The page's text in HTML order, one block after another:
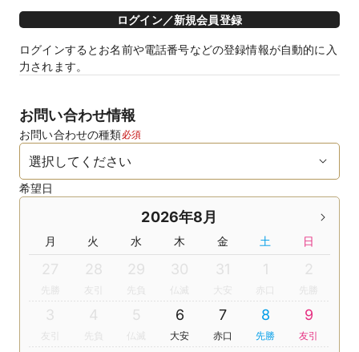
ログイン／新規会員登録
ログインするとお名前や電話番号などの登録情報が自動的に入
力されます。
お問い合わせ情報
お問い合わせの種類必須
希望日
2026年8月
月 火 水 木 金 土 日
27 28
友引
29
先負
30
仏滅
31
大安
1 2
3
友引
4
先負
5
仏滅
6
大安
7
赤口
8
先勝
9
友引